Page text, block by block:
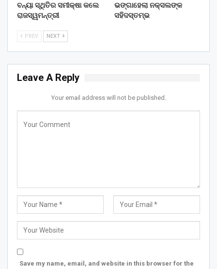
ବନ୍ୟା ସ୍ଥିତିର ସମୀକ୍ଷା କଲେ
ରାଜସ୍ୱମନ୍ତ୍ରୀ
ଭଙ୍ଗାହେଲା ନକ୍ସଲଙ୍କ
ସହିଦସ୍ତମ୍ଭ
PREV NEXT
Leave A Reply
Your email address will not be published.
Save my name, email, and website in this browser for the